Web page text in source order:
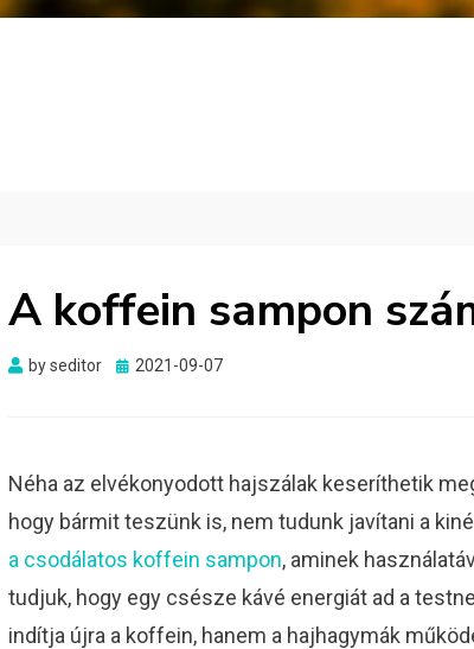
A koffein sampon
byseditor
Posted
2021-09-07
Néha az elvékonyodott hajszálak keseríthetik
hogy bármit teszünk is, nem tudunk javítani a
a csodálatos koffein sampon, aminek
tudjuk, hogy egy csésze kávé energiát ad a
indítja újra a koffein, hanem a hajhagymák